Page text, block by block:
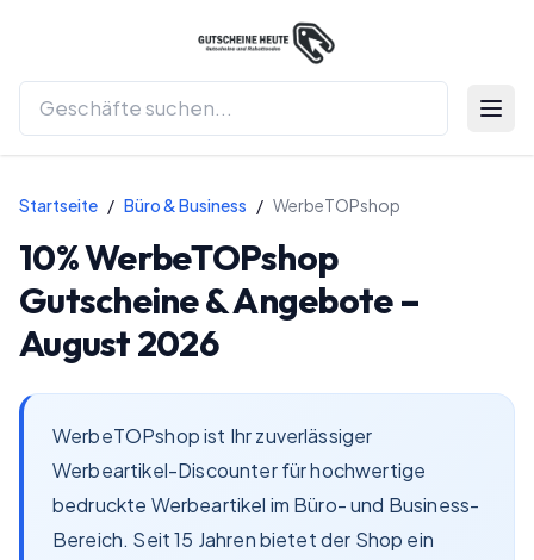
Startseite / Büro & Business / WerbeTOPshop
10%WerbeTOPshop
Gutscheine & Angebote –
August 2026
WerbeTOPshop ist Ihr zuverlässiger
Werbeartikel-Discounter für hochwertige
bedruckte Werbeartikel im Büro- und Business-
Bereich. Seit 15 Jahren bietet der Shop ein